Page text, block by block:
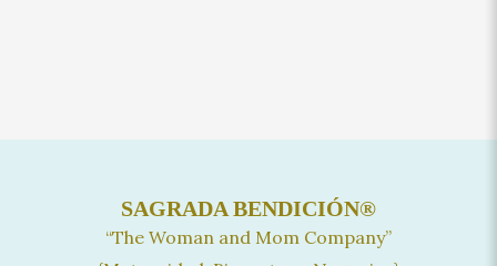
SAGRADA BENDICIÓN®
“The Woman and Mom Company”